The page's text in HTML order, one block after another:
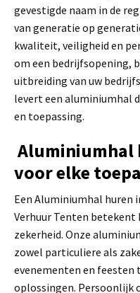
gevestigde naam in de
van generatie op
kwaliteit, veiligheid en
om een bedrijfsopening,
uitbreiding van uw
levert een aluminiumhal
en toepassing.
Aluminiumhal
voor elke
Een Aluminiumhal huren
Verhuur Tenten
zekerheid. Onze
zowel particuliere als
evenementen en
oplossingen. Persoonlijk